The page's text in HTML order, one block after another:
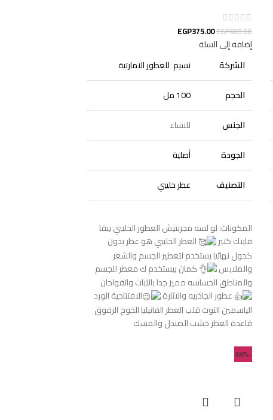
EGP600.00
EGP375.00
إضافة إلى السلة
الشركة
نسيم للعطور الامارتية
الحجم
100 مل
الجنس
للنساء
الجودة
أصلية
التصنيف
عطر حليبي
المكونات: لو لسه مجربتيش العطور الحليبي يبقا
فايتك كتير
العطر الحليبي هو عطر بدون
كحول نهائيا يستخدم لتعطير الجسم والشعر
والملابس
كمان بيستخدم ك معطر للجسم
والمناطق الحساسه مميز جدا بالثبات والفواحان
عطور الجاذبيه والاثارة
الافتتاحية الورد
الياسمين التوت قلب العطر الفانيليا الخوخ الرقوق
قاعدة العطر خشب الصندل والمسك
-38%